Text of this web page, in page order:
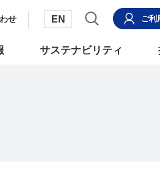
せ EN ご利
サステナビリティ